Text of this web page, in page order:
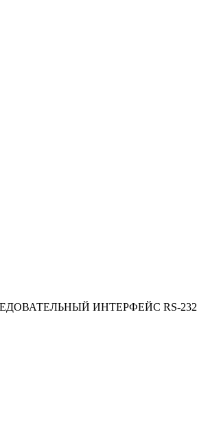
ИНТЕРФЕЙС RS-232